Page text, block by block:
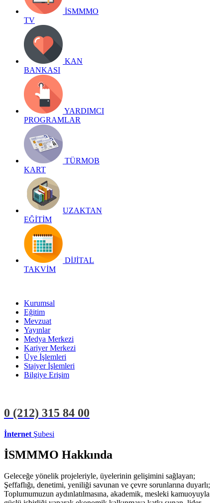
İSMMMO
TV
KAN
BANKASI
YARDIMCI
PROGRAMLAR
TÜRMOB
KART
UZAKTAN
EĞİTİM
DİJİTAL
TAKVİM
Kurumsal
Eğitim
Mevzuat
Yayınlar
Medya Merkezi
Kariyer Merkezi
Üye İşlemleri
Stajyer İşlemleri
Bilgiye Erişim
0 (212) 315 84 00
İnternet Şubesi
İSMMMO Hakkında
Geleceğe yönelik projeleriyle, üyelerinin gelişimini sağlayan;
Şeffaflığı, denetimi, yeniliği savunan ve çevre sorunlarına duyarlı;
Toplumumuzun aydınlatılmasına, akademik, mesleki kamuoyuyla